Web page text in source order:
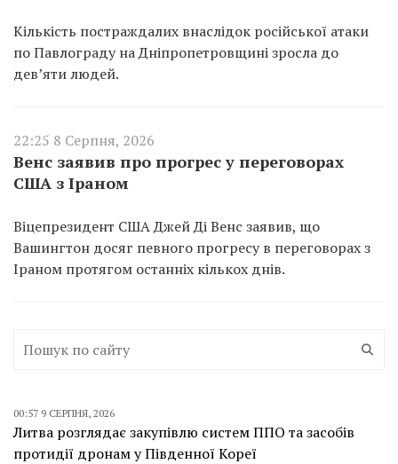
Кількість постраждалих внаслідок російської атаки
по Павлограду на Дніпропетровщині зросла до
дев’яти людей.
22:25 8 Серпня, 2026
Венс заявив про прогрес у переговорах
США з Іраном
Віцепрезидент США Джей Ді Венс заявив, що
Вашингтон досяг певного прогресу в переговорах з
Іраном протягом останніх кількох днів.
00:57 9 СЕРПНЯ, 2026
Литва розглядає закупівлю систем ППО та засобів
протидії дронам у Південної Кореї